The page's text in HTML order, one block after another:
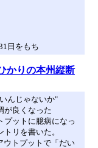
日をもち
かりの本州縦断
んじゃないか"
が良くなった
プットに臆病になっ
リを書いた。
ウトプットで「だい